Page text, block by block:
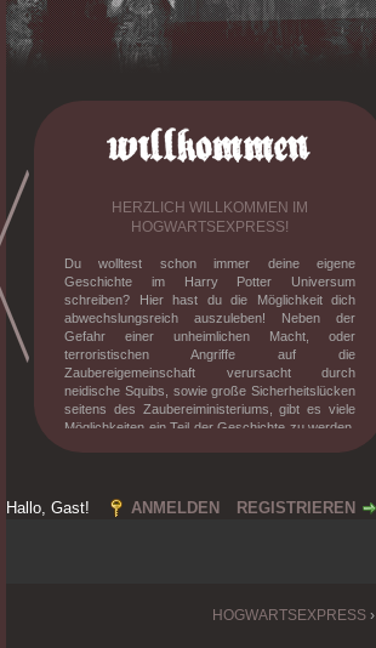
HERZLICH WILLKOMMEN IM
HOGWARTSEXPRESS!
Du wolltest schon immer deine eigene
Geschichte im Harry Potter Universum
schreiben? Hier hast du die Möglichkeit dich
abwechslungsreich auszuleben! Neben der
Gefahr einer unheimlichen Macht, oder
terroristischen Angriffe auf die
Zaubereigemeinschaft verursacht durch
neidische Squibs, sowie große Sicherheitslücken
seitens des Zaubereiministeriums, gibt es viele
Möglichkeiten ein Teil der Geschichte zu werden.
magischen Gesellschaft. Willst du mehr
erfahren? Dann melde dich an und tauche in die
Hallo, Gast! ANMELDEN REGISTRIEREN
HOGWARTSEXPRESS›